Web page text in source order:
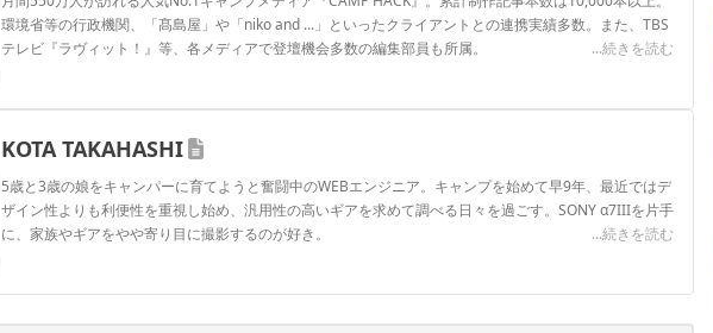
環境省等の行政機関、「髙島屋」や「niko and ...」といったクライアントとの連携実績多数。また、TBS
テレビ『ラヴィット！』等、各メディアで登壇機会多数の編集部員も所属。
...続きを読む
KOTA TAKAHASHI
5歳と3歳の娘をキャンパーに育てようと奮闘中のWEBエンジニア。キャンプを始めて早9年、最近ではデ
ザイン性よりも利便性を重視し始め、汎用性の高いギアを求めて調べる日々を過ごす。SONY α7IIIを片手
に、家族やギアをやや寄り目に撮影するのが好き。
...続きを読む